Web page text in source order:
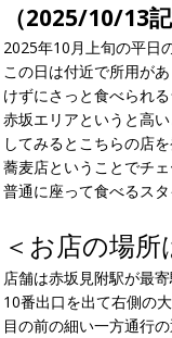
（2025/10/13記
2025年10月上旬の平日
この日は付近で所用が
けずにさっと食べられる
赤坂エリアというと高
してみるとこちらの店を
蕎麦店ということでチ
普通に座って食べるス
＜お店の場所
店舗は赤坂見附駅が最寄
10番出口を出て右側の
目の前の細い一方通行